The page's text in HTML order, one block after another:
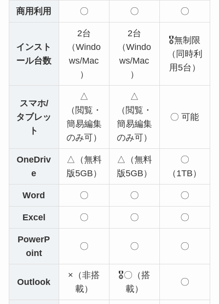
商用利用 〇 〇 〇
インスト
ール台数
2台
（Windo
ws/Mac
）
2台
（Windo
ws/Mac
）
🎖️無制限
（同時利
用5台）
スマホ/
タブレッ
ト
△
（閲覧・
簡易編集
のみ可）
△
（閲覧・
簡易編集
のみ可）
〇 可能
OneDriv
e
△（無料
版5GB）
△（無料
版5GB）
〇
（1TB）
Word 〇 〇 〇
Excel 〇 〇 〇
PowerP
oint
〇 〇 〇
Outlook
×（非搭
載）
🎖️〇（搭
載）
〇